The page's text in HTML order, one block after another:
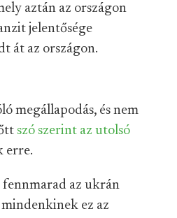
aztán az országon
jelentősége
át az országon.
megállapodás, és nem
szó szerint az utolsó
erre.
fennmarad az ukrán
ez az